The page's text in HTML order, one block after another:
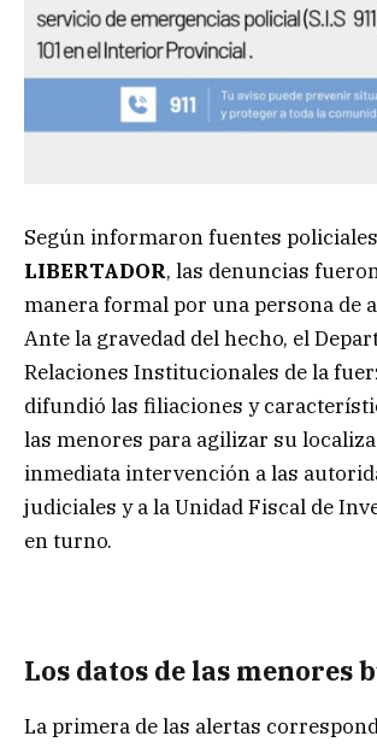
Según informaron fuentes
LIBERTADOR, las denuncias
manera formal por una persona de
Ante la gravedad del hecho, el
Relaciones Institucionales de la
difundió las filiaciones y
las menores para agilizar su
inmediata intervención a las
judiciales y a la Unidad Fiscal de
en turno.
Los datos de las menores
La primera de las alertas